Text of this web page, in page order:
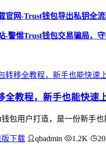
官网-Trust钱包导出私钥全
-警惕Trust钱包交易骗局，
全教程，新手也能快速
钱包用户打造，是一份新手
版下载 qbadmin 1.2K